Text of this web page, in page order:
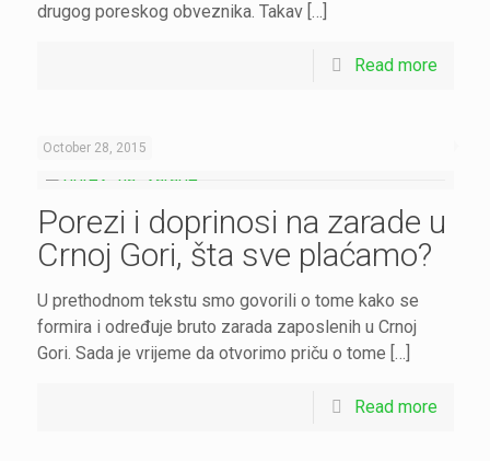
drugog poreskog obveznika. Takav […]
Read more
October 28, 2015
Porezi i doprinosi na zarade u
Crnoj Gori, šta sve plaćamo?
U prethodnom tekstu smo govorili o tome kako se
formira i određuje bruto zarada zaposlenih u Crnoj
Gori. Sada je vrijeme da otvorimo priču o tome […]
Read more